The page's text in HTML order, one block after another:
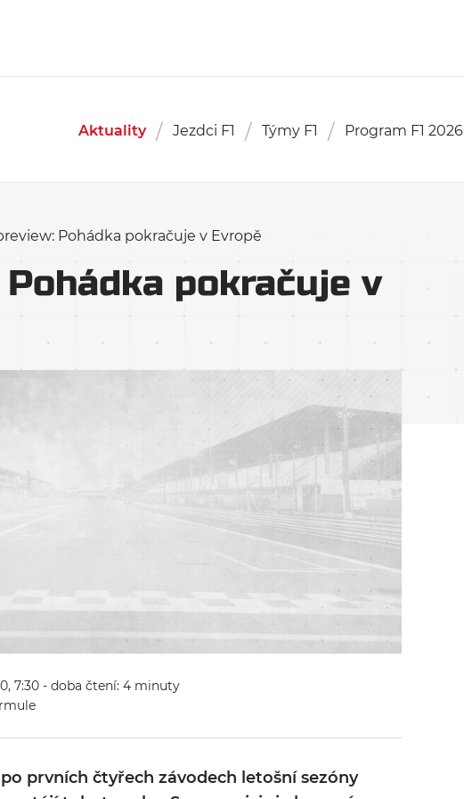
Aktuality Jezdci F1 Týmy F1 Program F1 2026
Pohádka pokračuje v Evropě
pokračuje v
7:30 - doba čtení: 4 minuty
prvních čtyřech závodech letošní sezóny